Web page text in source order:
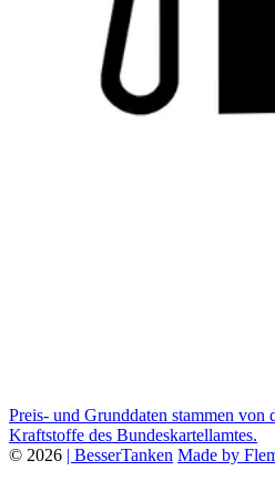
Preis- und Grunddaten stammen von
Kraftstoffe des Bundeskartellamtes.
© 2026 | BesserTanken Made by